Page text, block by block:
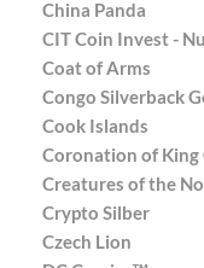
China Panda
CIT Coin Invest -
Coat of Arms
Congo Silverback
Cook Islands
Coronation of King
Creatures of the
Crypto Silber
Czech Lion